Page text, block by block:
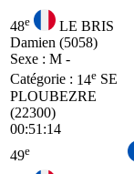
48e
LE BRIS
Damien (5058)
Sexe : M -
Catégorie : 14e SE
PLOUBEZRE
(22300)
00:51:14
49e